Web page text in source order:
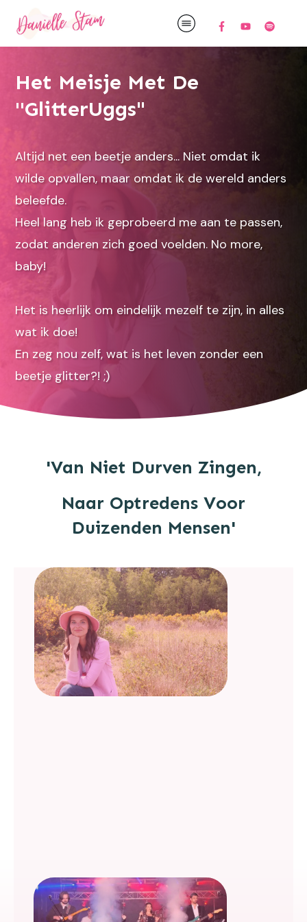
Het Meisje Met De
''GlitterUggs"
Altijd net een beetje anders... Niet omdat ik
wilde opvallen, maar omdat ik de wereld anders
beleefde.
Heel lang heb ik geprobeerd me aan te passen,
zodat anderen zich goed voelden. No more,
baby!
Het is heerlijk om eindelijk mezelf te zijn, in alles
wat ik doe!
En zeg nou zelf, wat is het leven zonder een
beetje glitter?! ;)
'Van Niet Durven Zingen,
Naar Optredens Voor
Duizenden Mensen'